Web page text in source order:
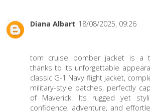
Diana Albart 18/08/2025, 09:26
tom cruise bomber jacket is a
thanks to its unforgettable
classic G-1 Navy flight jacket,
military-style patches, perfectly
of Maverick. Its rugged yet
confidence, adventure, and